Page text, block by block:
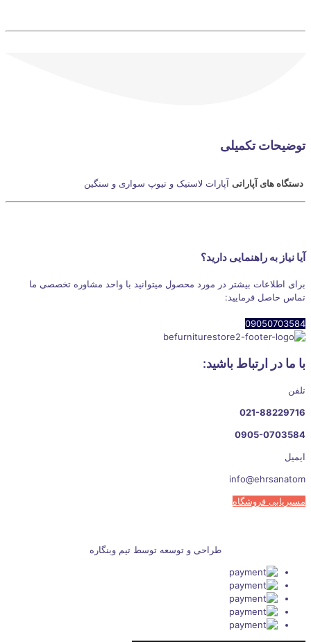
توضیحات تکمیلی
دستگاه های آپاراتی آپارات لاستیک و تیوپ سواری و سنگین
آیا نیاز به راهنمایی دارید؟
برای اطلاعات بیشتر در مورد محصول میتوانید با واحد مشاوره تخصصی ما
تماس حاصل فرمایید:
09050703584
با ما در ارتباط باشید:
تلفن
021-88229716
0905-0703584
ایمیل
info@ehrsanatom
مسیریابی فروشگاه
طراحی و توسعه توسط تیم وبنگاره